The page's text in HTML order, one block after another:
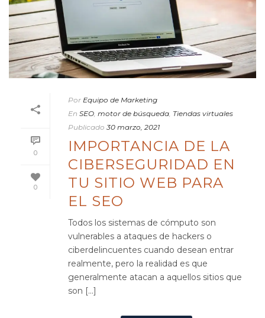
0
0
Por Equipo de Marketing
En SEO motor de búsqueda Tiendas virtuales
Publicado 30 marzo, 2021
IMPORTANCIA DE LA
CIBERSEGURIDAD EN
TU SITIO WEB PARA
EL SEO
Todos los sistemas de cómputo son
vulnerables a ataques de hackers o
ciberdelincuentes cuando desean entrar
realmente, pero la realidad es que
generalmente atacan a aquellos sitios que
son [...]